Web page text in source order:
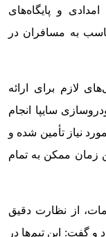
امدادی و پایگاه‌های
به مسافران در
لازم برای ارائه
سایپا انجام
نیاز تأمین شده و
زمان ممکن به تمام
از نظارت دقیق
و گفت: این تیم‌ها در